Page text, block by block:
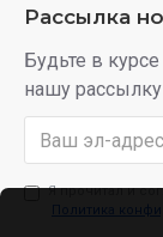
Рассылка
Будьте в
нашу рассылку
Я прочитал и
Политика